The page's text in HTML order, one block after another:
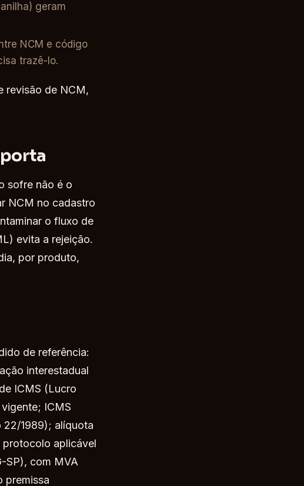
geram
NCM e código
trazê-lo.
revisão de NCM,
sofre não é o
NCM no cadastro
o fluxo de
evita a rejeição.
por produto,
de referência:
interestadual
ICMS (Lucro
ICMS
22/1989); alíquota
protocolo aplicável
SP), com MVA
premissa